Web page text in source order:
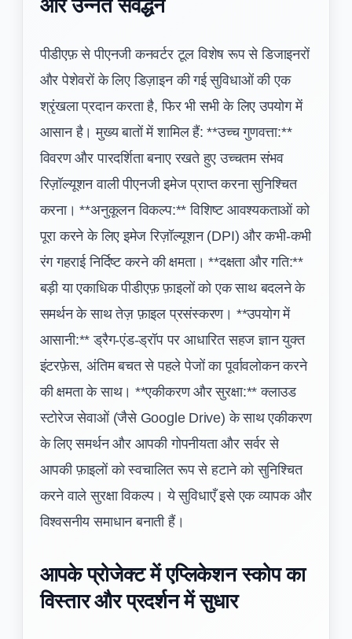
पीडीएफ़ से पीएनजी कनवर्टर टूल विशेष रूप से डिजाइनरों
और पेशेवरों के लिए डिज़ाइन की गई सुविधाओं की एक
श्रृंखला प्रदान करता है, फिर भी सभी के लिए उपयोग में
आसान है। मुख्य बातों में शामिल हैं: **उच्च गुणवत्ता:**
विवरण और पारदर्शिता बनाए रखते हुए उच्चतम संभव
रिज़ॉल्यूशन वाली पीएनजी इमेज प्राप्त करना सुनिश्चित
करना। **अनुकूलन विकल्प:** विशिष्ट आवश्यकताओं को
पूरा करने के लिए इमेज रिज़ॉल्यूशन (DPI) और कभी-कभी
रंग गहराई निर्दिष्ट करने की क्षमता। **दक्षता और गति:**
बड़ी या एकाधिक पीडीएफ़ फ़ाइलों को एक साथ बदलने के
समर्थन के साथ तेज़ फ़ाइल प्रसंस्करण। **उपयोग में
आसानी:** ड्रैग-एंड-ड्रॉप पर आधारित सहज ज्ञान युक्त
इंटरफ़ेस, अंतिम बचत से पहले पेजों का पूर्वावलोकन करने
की क्षमता के साथ। **एकीकरण और सुरक्षा:** क्लाउड
स्टोरेज सेवाओं (जैसे Google Drive) के साथ एकीकरण
के लिए समर्थन और आपकी गोपनीयता और सर्वर से
आपकी फ़ाइलों को स्वचालित रूप से हटाने को सुनिश्चित
करने वाले सुरक्षा विकल्प। ये सुविधाएँ इसे एक व्यापक और
विश्वसनीय समाधान बनाती हैं।
आपके प्रोजेक्ट में एप्लिकेशन स्कोप का
विस्तार और प्रदर्शन में सुधार